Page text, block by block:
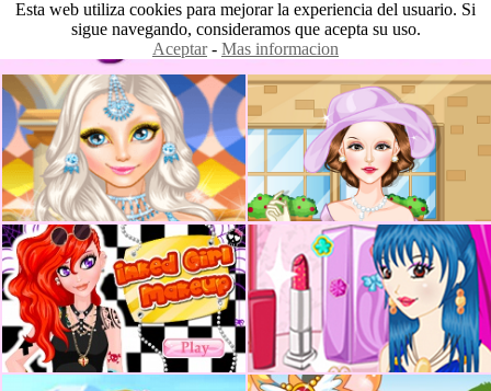
Esta web utiliza cookies para mejorar la experiencia del usuario. Si
sigue navegando, consideramos que acepta su uso.
Aceptar- Mas informacion